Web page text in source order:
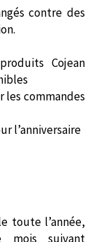
contre des
Cojean
les commandes
l’anniversaire
toute l’année,
mois suivant